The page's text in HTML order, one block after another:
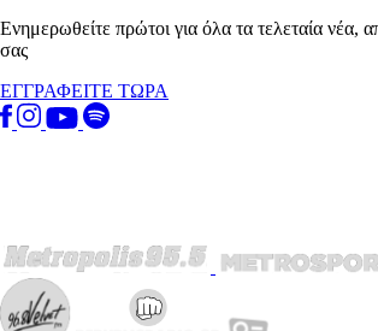
Ενημερωθείτε πρώτοι για όλα τα τελεταία νέα,
σας
ΕΓΓΡΑΦΕΙΤΕ ΤΩΡΑ